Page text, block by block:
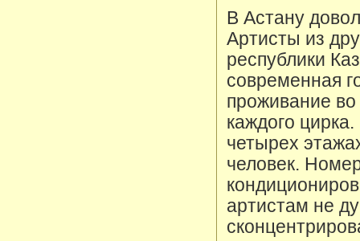
В Астану
Артисты из
республики
современная
проживание во
каждого
четырех
человек.
артистам не